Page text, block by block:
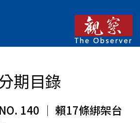
期目錄
140 │ 賴17條綁架台